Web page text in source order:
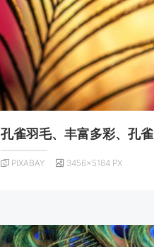
孔雀羽毛、丰富多彩、孔雀
PIXABAY 3456×5184 PX